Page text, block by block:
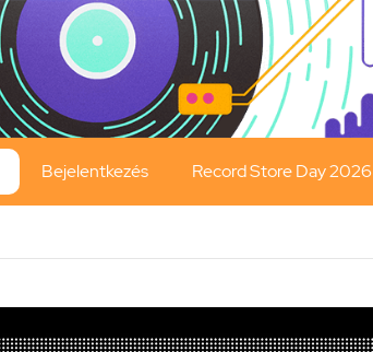
Bejelentkezés Record Store Day 2026